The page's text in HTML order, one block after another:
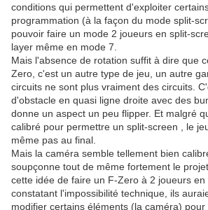
conditions qui permettent d'exploiter
programmation (à la façon du mode split-
pouvoir faire un mode 2 joueurs en split-
layer même en mode 7.
Mais l'absence de rotation suffit à dire que
Zero, c'est un autre type de jeu, un autre
circuits ne sont plus vraiment des circuits.
d'obstacle en quasi ligne droite avec des
donne un aspect un peu flipper. Et malgré
calibré pour permettre un split-screen , le
même pas au final.
Mais la caméra semble tellement bien
soupçonne tout de même fortement le
cette idée de faire un F-Zero à 2 joueurs en
constatant l'impossibilité technique, ils
modifier certains éléments (la caméra)